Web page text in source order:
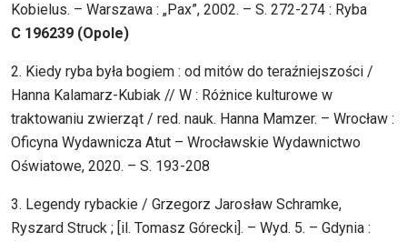
Kobielus. – Warszawa : „Pax”, 2002. – S. 272-274 : Ryba
C 196239 (Opole)
2. Kiedy ryba była bogiem : od mitów do teraźniejszości /
Hanna Kalamarz-Kubiak // W : Różnice kulturowe w
traktowaniu zwierząt / red. nauk. Hanna Mamzer. – Wrocław :
Oficyna Wydawnicza Atut – Wrocławskie Wydawnictwo
Oświatowe, 2020. – S. 193-208
3. Legendy rybackie / Grzegorz Jarosław Schramke,
Ryszard Struck ; [il. Tomasz Górecki]. – Wyd. 5. – Gdynia :